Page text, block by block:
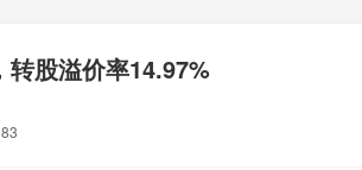
转股溢价率14.97%